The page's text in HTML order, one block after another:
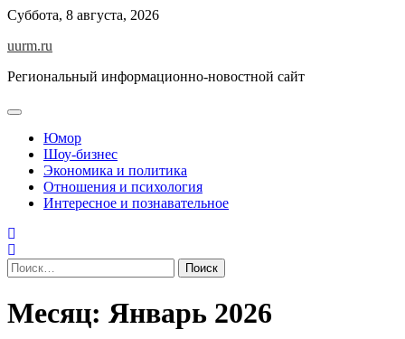
Skip
content
Суббота, 8 августа, 2026
uurm.ru
Региональный информационно-новостной сайт
Юмор
Шоу-бизнес
Экономика и политика
Отношения и психология
Интересное и познавательное
Найти:
Месяц: Январь 2026